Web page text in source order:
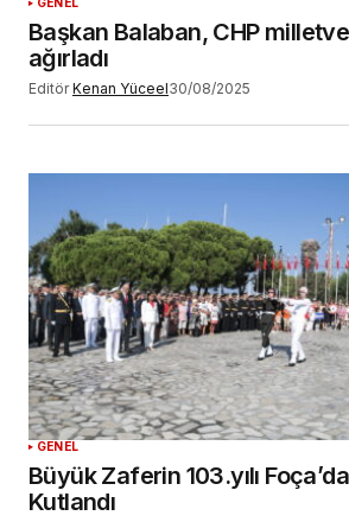
Başkan Balaban, CHP
ağırladı
Editör Kenan Yüceel30/08/2025
GENEL
Büyük Zaferin 103.yılı
Kutlandı